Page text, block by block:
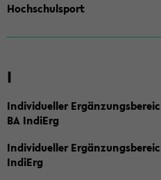
Hochschulsport
I
Individueller
BA IndiErg
Individueller
IndiErg